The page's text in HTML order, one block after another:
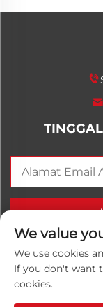
Hak Cipta ©
We value
We use cookies
If you don't want
cookies.